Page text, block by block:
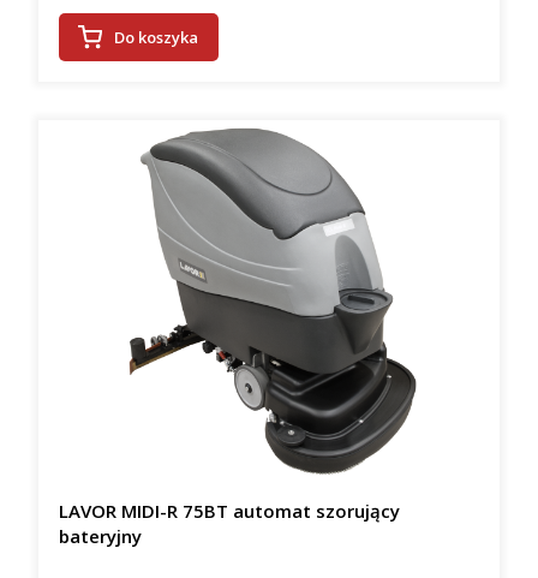
Do koszyka
LAVOR MIDI-R 75BT automat szorujący
bateryjny